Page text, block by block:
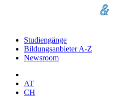
Studiengänge
Bildungsanbieter A-Z
Newsroom
AT
CH